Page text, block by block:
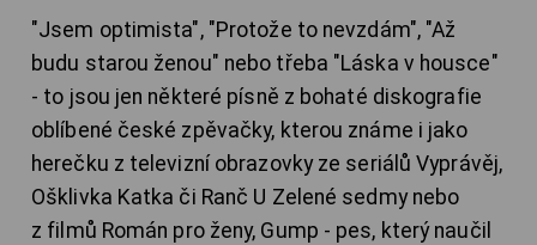
"Jsem optimista", "Protože to nevzdám", "Až
budu starou ženou" nebo třeba "Láska v housce"
- to jsou jen některé písně z bohaté diskografie
oblíbené české zpěvačky, kterou známe i jako
herečku z televizní obrazovky ze seriálů Vyprávěj,
Ošklivka Katka či Ranč U Zelené sedmy nebo
z filmů Román pro ženy, Gump - pes, který naučil